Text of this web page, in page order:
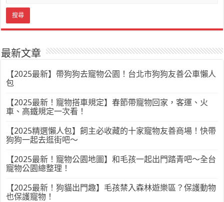
最新文章
【2025最新】帶狗狗去寵物公園！台北市狗狗友善公車懶人
包
【2025最新！寵物搭車規定】春節帶寵物回家，客運、火
車、高鐵規定一次看！
【2025精選懶人包】飼主必收藏的十家寵物友善商場！快帶
狗狗一起去逛街吧～
【2025最新！寵物公園地圖】和毛孩一起出門踏青吧～全台
寵物公園總整理！
【2025最新！狗貓出門趣】毛孩禁入森林遊樂區？保護動物
也保護寵物！